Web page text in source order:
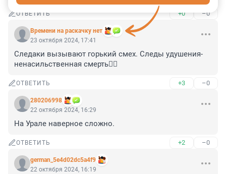
ОТВЕТИТЬ +0 –0
Времени на раскачку нет
23 октября 2024, 17:41
Следаки вызывают горький смех. Следы удушения-
ненасильственная смерть🤦‍♂️
ОТВЕТИТЬ +3 –0
280206998
22 октября 2024, 16:29
На Урале наверное сложно.
ОТВЕТИТЬ +2 –0
german_5e4d02dc5a4f9
22 октября 2024, 16:19